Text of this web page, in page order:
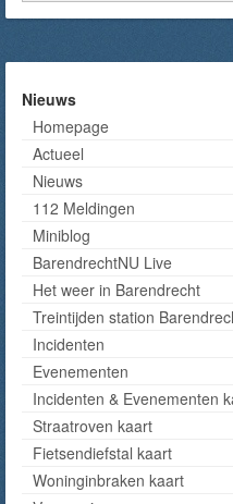
Nieuws
Homepage
Actueel
Nieuws
112 Meldingen
Miniblog
BarendrechtNU Live
Het weer in Barendrecht
Treintijden station
Incidenten
Evenementen
Incidenten & Evenementen
Straatroven kaart
Fietsendiefstal kaart
Woninginbraken kaart